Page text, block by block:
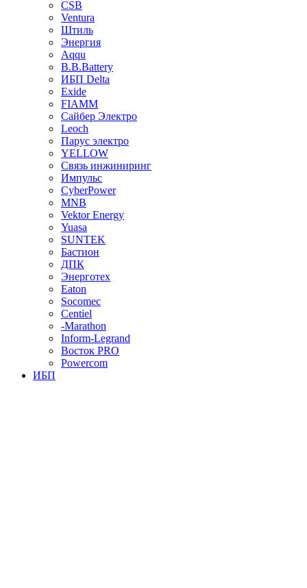
CSB
Ventura
Штиль
Энергия
Aqqu
B.B.Bаttery
ИБП Delta
Exide
FIAMM
Сайбер Электро
Leoch
Парус электро
YELLOW
Связь инжиниринг
Импульс
CyberPower
MNB
Vektor Energy
Yuasa
SUNTEK
Бастион
ДПК
Энерготех
Eaton
Socomec
Centiel
-Marathon
Inform-Legrand
Восток PRO
Powercom
ИБП